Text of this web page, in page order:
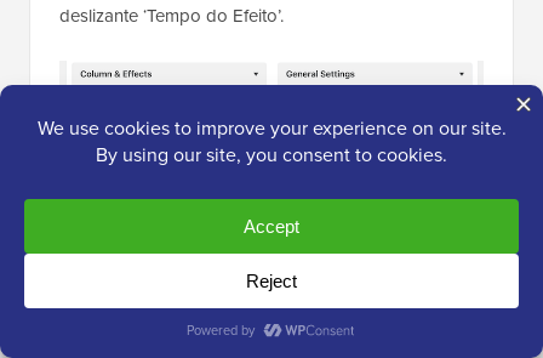
deslizante ‘Tempo do Efeito’.
Quando você estiver satisfeito com a configuração
do efeito, é hora de adicionar algum conteúdo.